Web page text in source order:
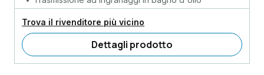
Trova il rivenditore più vicino
Dettagli prodotto